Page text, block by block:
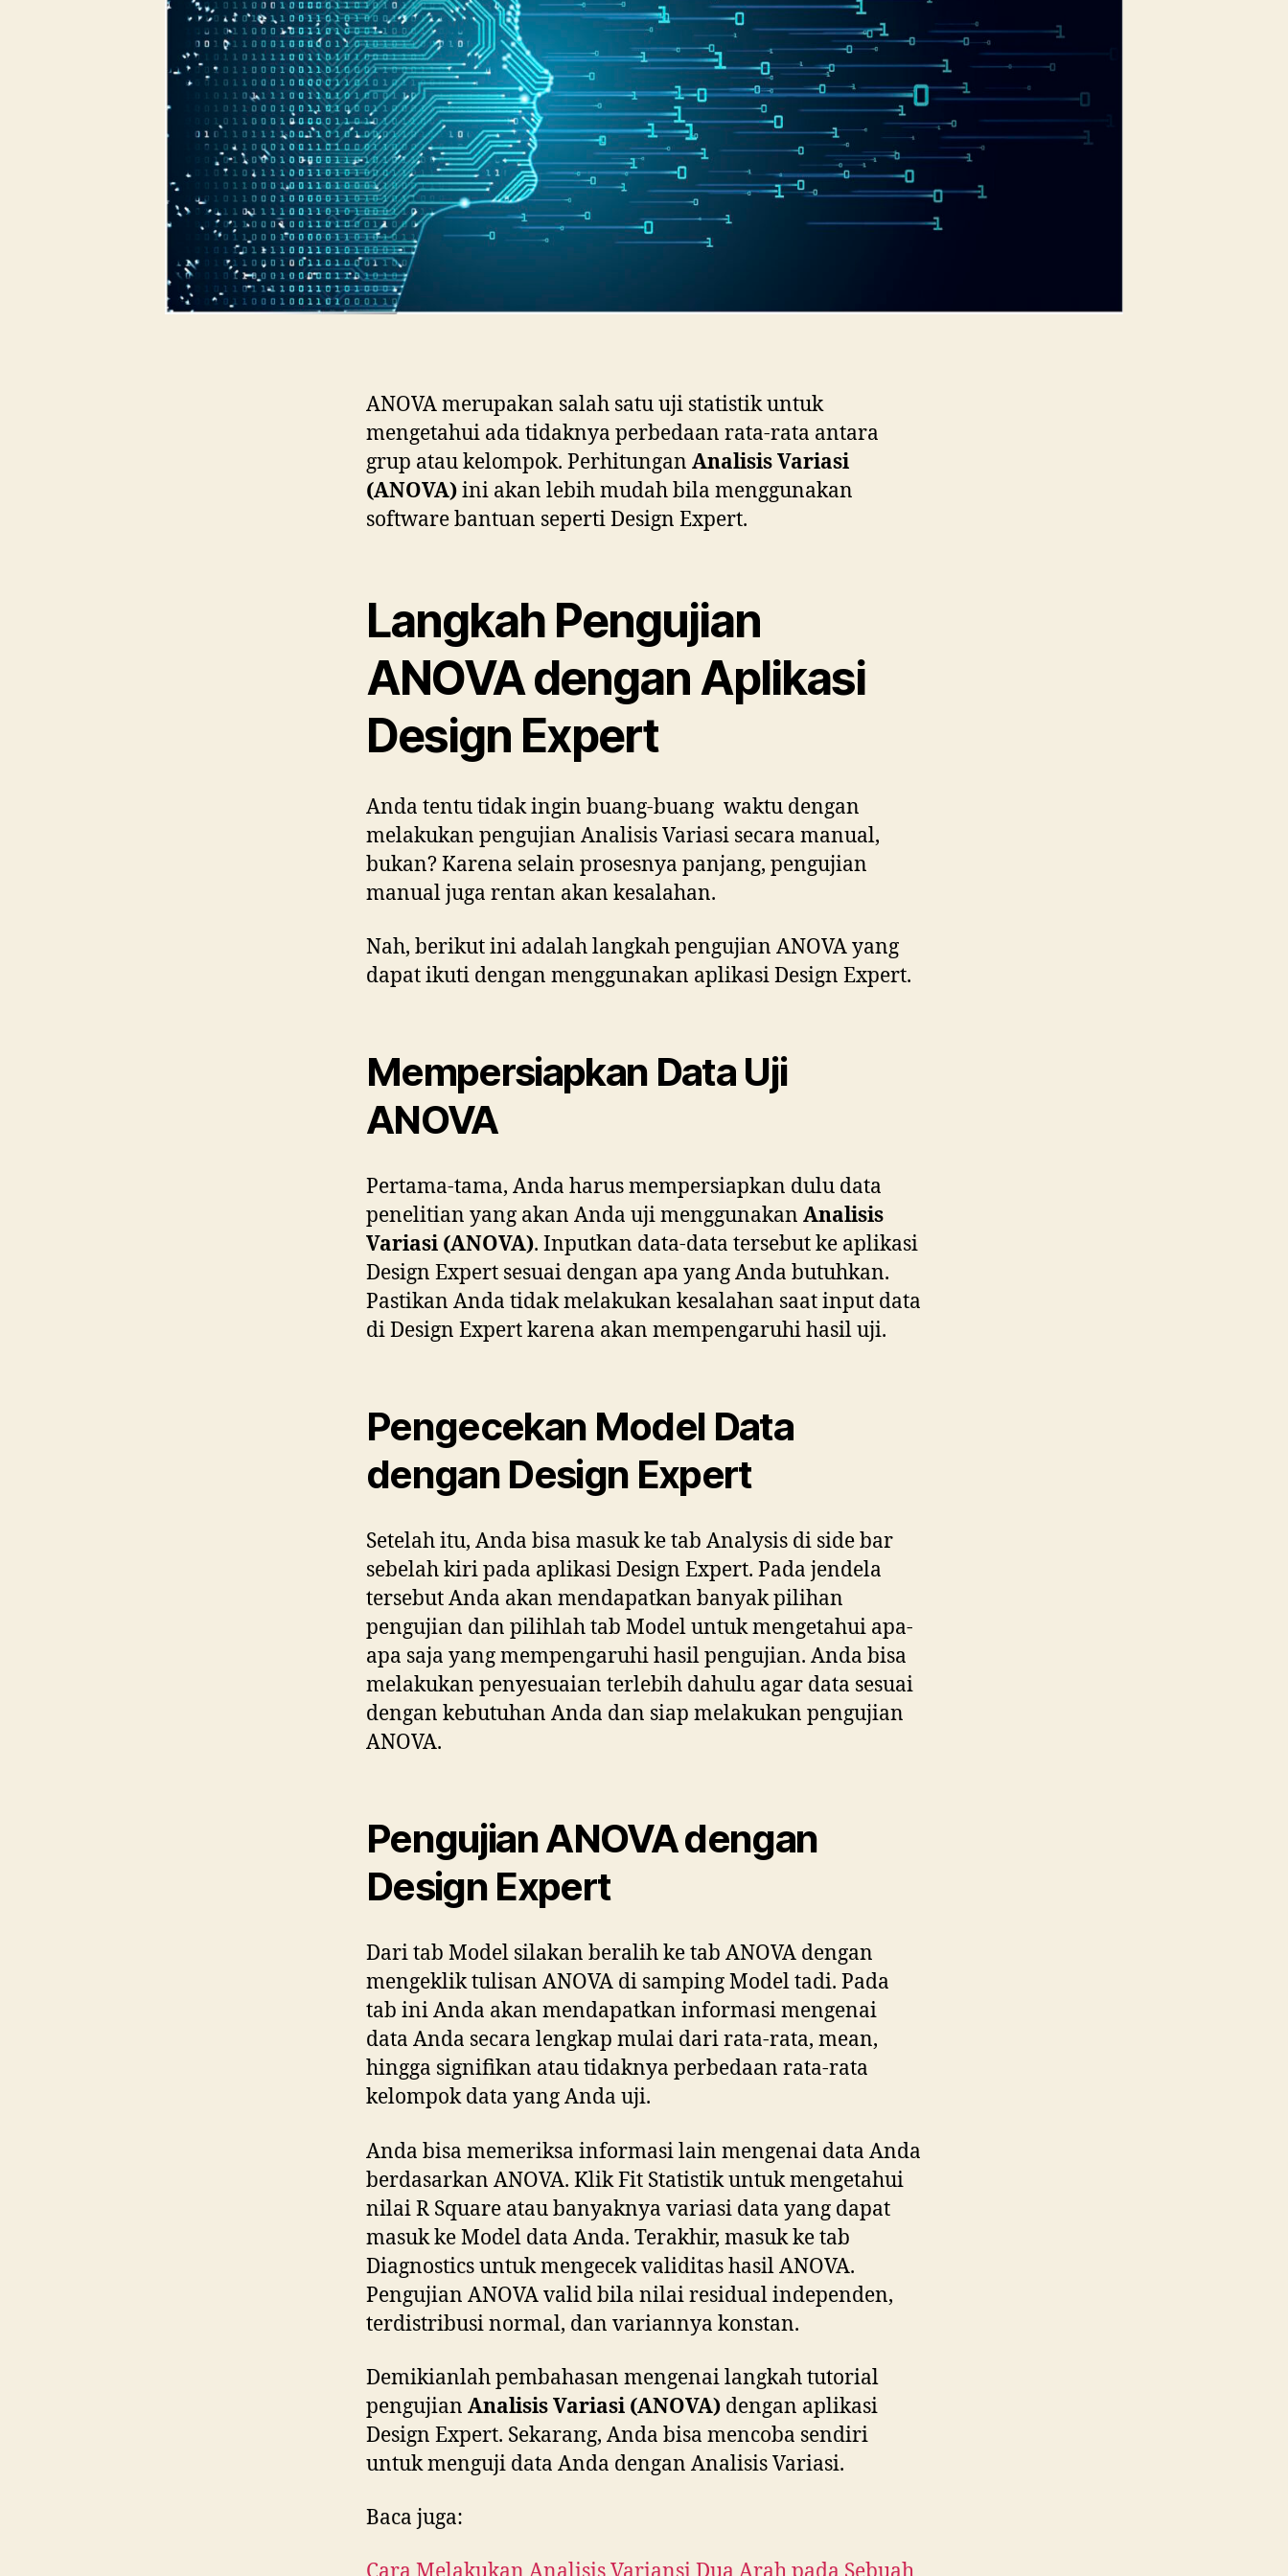
ANOVA merupakan salah satu uji statistik untuk
mengetahui ada tidaknya perbedaan rata-rata antara
grup atau kelompok. Perhitungan Analisis Variasi
(ANOVA)ini akan lebih mudah bila menggunakan
software bantuan seperti Design Expert.
Langkah Pengujian
ANOVA dengan Aplikasi
Design Expert
Anda tentu tidak ingin buang-buang waktu dengan
melakukan pengujian Analisis Variasi secara manual,
bukan? Karena selain prosesnya panjang, pengujian
manual juga rentan akan kesalahan.
Nah, berikut ini adalah langkah pengujian ANOVA yang
dapat ikuti dengan menggunakan aplikasi Design Expert.
Mempersiapkan Data Uji
ANOVA
Pertama-tama, Anda harus mempersiapkan dulu data
penelitian yang akan Anda uji menggunakan Analisis
Variasi (ANOVA). Inputkan data-data tersebut ke aplikasi
Design Expert sesuai dengan apa yang Anda butuhkan.
Pastikan Anda tidak melakukan kesalahan saat input data
di Design Expert karena akan mempengaruhi hasil uji.
Pengecekan Model Data
dengan Design Expert
Setelah itu, Anda bisa masuk ke tab Analysis di side bar
sebelah kiri pada aplikasi Design Expert. Pada jendela
tersebut Anda akan mendapatkan banyak pilihan
pengujian dan pilihlah tab Model untuk mengetahui apa-
apa saja yang mempengaruhi hasil pengujian. Anda bisa
melakukan penyesuaian terlebih dahulu agar data sesuai
dengan kebutuhan Anda dan siap melakukan pengujian
ANOVA.
Pengujian ANOVA dengan
Design Expert
Dari tab Model silakan beralih ke tab ANOVA dengan
mengeklik tulisan ANOVA di samping Model tadi. Pada
tab ini Anda akan mendapatkan informasi mengenai
data Anda secara lengkap mulai dari rata-rata, mean,
hingga signifikan atau tidaknya perbedaan rata-rata
kelompok data yang Anda uji.
Anda bisa memeriksa informasi lain mengenai data Anda
berdasarkan ANOVA. Klik Fit Statistik untuk mengetahui
nilai R Square atau banyaknya variasi data yang dapat
masuk ke Model data Anda. Terakhir, masuk ke tab
Diagnostics untuk mengecek validitas hasil ANOVA.
Pengujian ANOVA valid bila nilai residual independen,
terdistribusi normal, dan variannya konstan.
Demikianlah pembahasan mengenai langkah tutorial
pengujian Analisis Variasi (ANOVA) dengan aplikasi
Design Expert. Sekarang, Anda bisa mencoba sendiri
untuk menguji data Anda dengan Analisis Variasi.
Baca juga: